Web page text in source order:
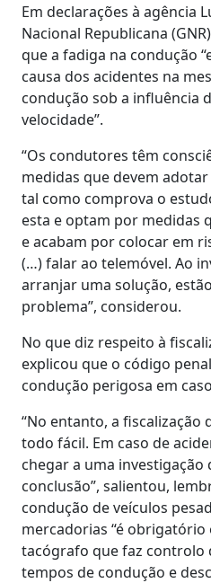
Em declarações à agência
Nacional Republicana
que a fadiga na condução
causa dos acidentes na
condução sob a influência
velocidade”.
“Os condutores têm
medidas que devem
tal como comprova o
esta e optam por medidas
e acabam por colocar em
(…) falar ao telemóvel. Ao
arranjar uma solução,
problema”, considerou.
No que diz respeito à
explicou que o código
condução perigosa em
“No entanto, a fiscalização
todo fácil. Em caso de
chegar a uma investigação
conclusão”, salientou,
condução de veículos
mercadorias “é
tacógrafo que faz controlo
tempos de condução e